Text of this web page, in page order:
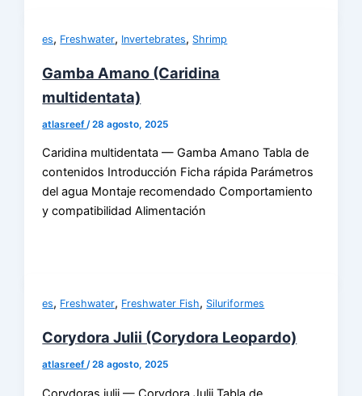
es, Freshwater, Invertebrates, Shrimp
Gamba Amano (Caridina
multidentata)
atlasreef /28 agosto, 2025
Caridina multidentata — Gamba Amano Tabla de
contenidos Introducción Ficha rápida Parámetros
del agua Montaje recomendado Comportamiento
y compatibilidad Alimentación
es, Freshwater, Freshwater Fish, Siluriformes
Corydora Julii (Corydora Leopardo)
atlasreef/28 agosto, 2025